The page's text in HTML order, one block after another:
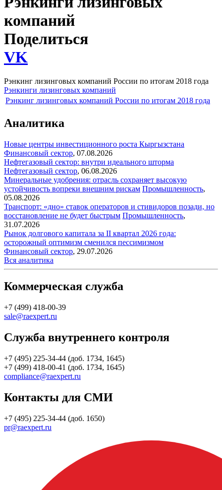
компаний
Поделиться
VK
Рэнкинг лизинговых компаний России по итогам 2018 года
Рэнкинги лизинговых компаний
Рэнкинг лизинговых компаний России по итогам 2018 года
Аналитика
Новые центры инвестиционного роста Кыргызстана
Финансовый сектор, 07.08.2026
Нефтегазовый сектор: внутри идеального шторма
Нефтегазовый сектор, 06.08.2026
Минеральные удобрения: отрасль сохраняет высокую
устойчивость вопреки внешним рискам Промышленность,
05.08.2026
Транспорт: «дно» ставок операторов и стивидоров позади, но
восстановление не будет быстрым Промышленность,
31.07.2026
Рынок долгового капитала за II квартал 2026 года:
осторожный оптимизм сменился пессимизмом
Финансовый сектор, 29.07.2026
Вся аналитика
Коммерческая служба
+7 (499) 418-00-39
sale@raexpert.ru
Служба внутреннего контроля
+7 (495) 225-34-44 (доб. 1734, 1645)
+7 (499) 418-00-41 (доб. 1734, 1645)
compliance@raexpert.ru
Контакты для СМИ
+7 (495) 225-34-44 (доб. 1650)
pr@raexpert.ru